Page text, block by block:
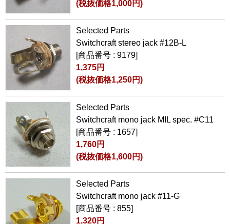
(税抜価格1,000円)
Selected Parts
Switchcraft stereo jack #12B-L
[商品番号 : 9179]
1,375円
(税抜価格1,250円)
Selected Parts
Switchcraft mono jack MIL spec. #C11
[商品番号 : 1657]
1,760円
(税抜価格1,600円)
Selected Parts
Switchcraft mono jack #11-G
[商品番号 : 855]
1,320円